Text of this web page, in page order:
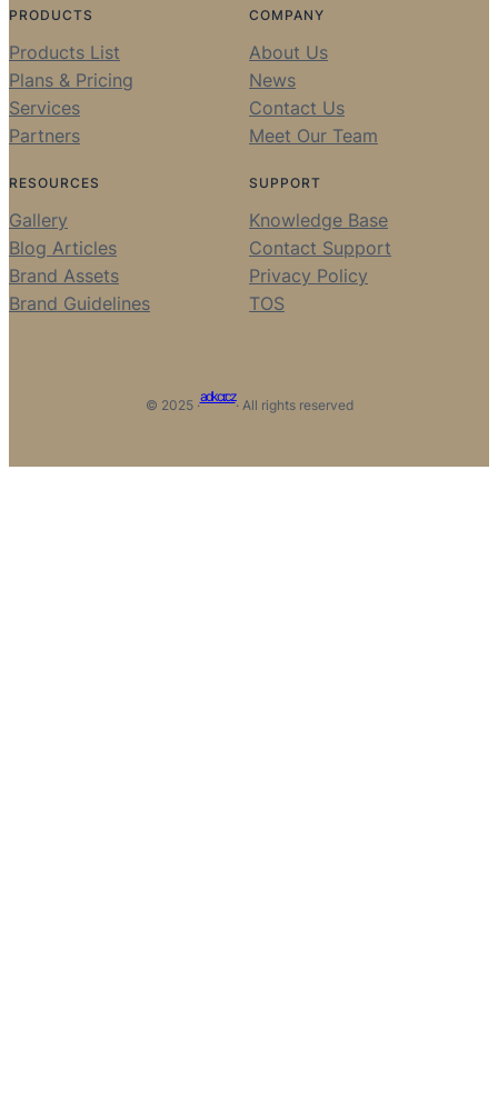
PRODUCTS
Products List
Plans & Pricing
Services
Partners
COMPANY
About Us
News
Contact Us
Meet Our Team
RESOURCES
Gallery
Blog Articles
Brand Assets
Brand Guidelines
SUPPORT
Knowledge Base
Contact Support
Privacy Policy
TOS
© 2025 ·
adkcr.cz
· All rights reserved